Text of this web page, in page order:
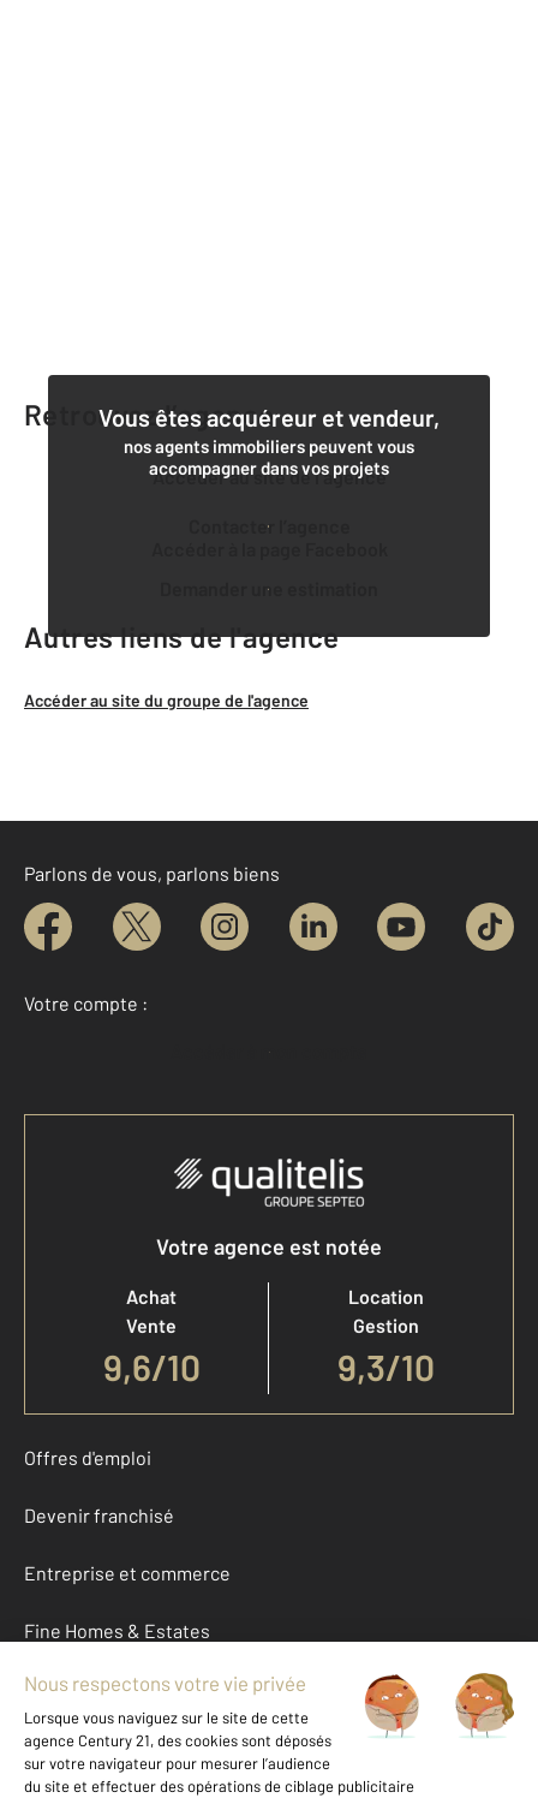
Vous êtes acquéreur et vendeur,
nos agents immobiliers peuvent vous
accompagner dans vos projets
Contacter l’agence
Demander une estimation
Retrouvez l’agence
Accéder au site de l’agence
Autres liens de l'agence
Accéder au site du groupe de l'agence
Parlons de vous, parlons biens
Votre compte :
Accéder à mon compte
Votre agence est notée
Achat
Vente
9,6/10
Location
Gestion
9,3/10
Offres d'emploi
Devenir franchisé
Entreprise et commerce
Fine Homes & Estates
À propos
International